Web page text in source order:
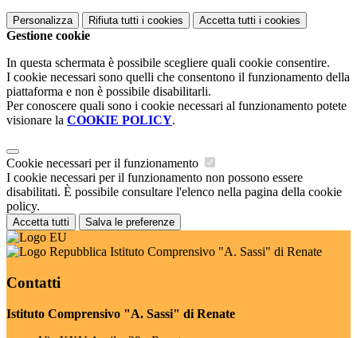
Personalizza Rifiuta tutti i cookies Accetta tutti i cookies
Gestione cookie
In questa schermata è possibile scegliere quali cookie consentire.
I cookie necessari sono quelli che consentono il funzionamento della
piattaforma e non è possibile disabilitarli.
Per conoscere quali sono i cookie necessari al funzionamento potete
visionare la COOKIE POLICY.
Cookie necessari per il funzionamento
I cookie necessari per il funzionamento non possono essere
disabilitati. È possibile consultare l'elenco nella pagina della cookie
policy.
Accetta tutti Salva le preferenze
Istituto Comprensivo "A. Sassi" di Renate
Contatti
Istituto Comprensivo "A. Sassi" di Renate